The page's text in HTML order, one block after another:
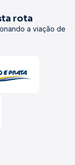
rota
a viação de